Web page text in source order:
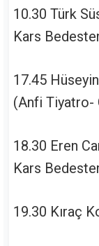
10.30 Türk
Kars
17.45
(Anfi Tiyatro-
18.30 Eren
Kars
19.30 Kıraç